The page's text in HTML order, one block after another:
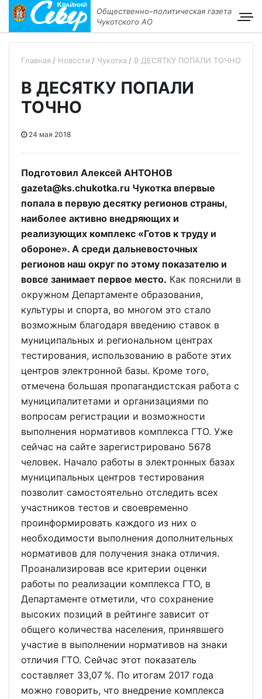
Общественно–политическая газета
Чукотского АО
Главная Новости Чукотка В ДЕСЯТКУ ПОПАЛИ ТОЧНО
В ДЕСЯТКУ ПОПАЛИ
ТОЧНО
24 мая 2018
Подготовил Алексей АНТОНОВ
gazeta@ks.chukotka.ru Чукотка впервые
попала в первую десятку регионов страны,
наиболее активно внедряющих и
реализующих комплекс «Готов к труду и
обороне». А среди дальневосточных
регионов наш округ по этому показателю и
вовсе занимает первое место. Как пояснили в
окружном Департаменте образования,
культуры и спорта, во многом это стало
возможным благодаря введению ставок в
муниципальных и региональном центрах
тестирования, использованию в работе этих
центров электронной базы. Кроме того,
отмечена большая пропагандистская работа с
муниципалитетами и организациями по
вопросам регистрации и возможности
выполнения нормативов комплекса ГТО. Уже
сейчас на сайте зарегистрировано 5678
человек. Начало работы в электронных базах
муниципальных центров тестирования
позволит самостоятельно отследить всех
участников тестов и своевременно
проинформировать каждого из них о
необходимости выполнения дополнительных
нормативов для получения знака отличия.
Проанализировав все критерии оценки
работы по реализации комплекса ГТО, в
Департаменте отметили, что сохранение
высоких позиций в рейтинге зависит от
общего количества населения, принявшего
участие в выполнении нормативов на знаки
отличия ГТО. Сейчас этот показатель
составляет 33,07 %. По итогам 2017 года
можно говорить, что внедрение комплекса